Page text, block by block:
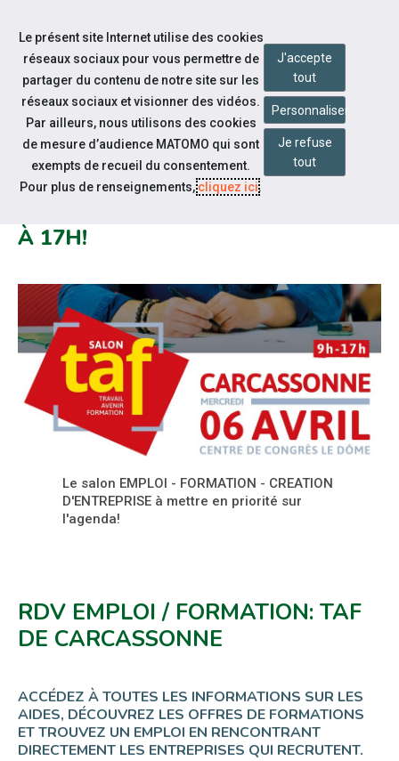
Aller au contenu
Notre actualité
SALON TAF DE CARCASSONNE:
À 17H!
Le salon EMPLOI - FORMATION - CREATION
D'ENTREPRISE à mettre en priorité sur
l'agenda!
RDV EMPLOI / FORMATION: TAF
DE CARCASSONNE
ACCÉDEZ À TOUTES LES INFORMATIONS SUR LES
AIDES, DÉCOUVREZ LES OFFRES DE FORMATIONS
ET TROUVEZ UN EMPLOI EN RENCONTRANT
DIRECTEMENT LES ENTREPRISES QUI RECRUTENT.
Le présent site Internet utilise des cookies
réseaux sociaux pour vous permettre de
partager du contenu de notre site sur les
réseaux sociaux et visionner des vidéos.
Par ailleurs, nous utilisons des cookies
de mesure d’audience MATOMO qui sont
exempts de recueil du consentement.
Pour plus de renseignements,cliquez ici.
J'accepte
tout
Personnaliser
Je refuse
tout